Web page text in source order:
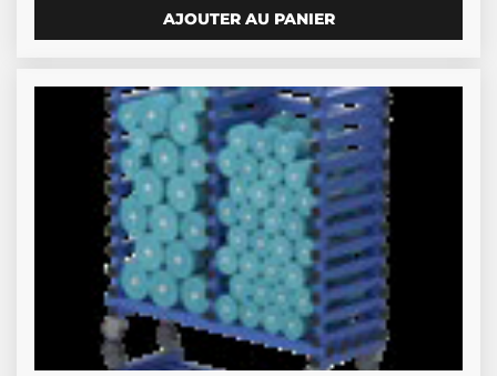
AJOUTER AU PANIER